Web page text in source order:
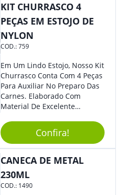
KIT CHURRASCO 4
PEÇAS EM ESTOJO DE
NYLON
COD.:759
Em Um Lindo Estojo, Nosso Kit
Churrasco Conta Com 4 Peças
Para Auxiliar No Preparo Das
Carnes. Elaborado Com
Material De Excelente
Tradicional, Sem Dúvidas É O
Brinde Certo Para Todos Os
Públicos. Personalize-O Com
Sua Marca. Seus Clientes E
Irão Adorar.
Confira!
CANECA DE METAL
230ML
COD.: 1490